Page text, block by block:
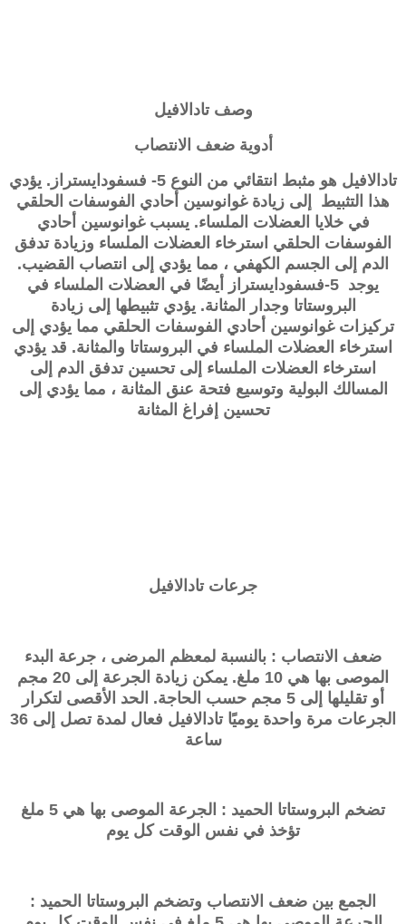
وصفتادالافيل
أدوية ضعف الانتصاب
تادالافيل هو مثبط انتقائي من النوع 5- فسفودايستراز. يؤدي
هذا التثبيط إلى زيادة غوانوسين أحادي الفوسفات الحلقي
في خلايا العضلات الملساء. يسببغوانوسين أحادي
الفوسفات الحلقي استرخاء العضلات الملساء وزيادة تدفق
الدم إلى الجسم الكهفي ، مما يؤدي إلى انتصاب القضيب.
يوجد 5-
فسفودايستراز
أيضًا في العضلات الملساء في
البروستاتا وجدار المثانة. يؤدي تثبيطها إلى زيادة
تركيزاتغوانوسين أحادي الفوسفات الحلقي مما يؤدي إلى
استرخاء العضلات الملساء في البروستاتا والمثانة. قد يؤدي
استرخاء العضلات الملساء إلى تحسين تدفق الدم إلى
المسالك البولية وتوسيع فتحة عنق المثانة ، مما يؤدي إلى
تحسين إفراغ المثانة
جرعات تادالافيل
ضعف الانتصاب : بالنسبة لمعظم المرضى ، جرعة البدء
الموصى بها هي 10 ملغ. يمكن زيادة الجرعة إلى 20 مجم
أو تقليلها إلى 5 مجم حسب الحاجة. الحد الأقصى لتكرار
الجرعات مرة واحدة يوميًا تادالافيل
فعال لمدة تصل إلى 36
ساعة
تضخم البروستاتا الحميد : الجرعة الموصى بها هي 5 ملغ
تؤخذ في نفس الوقت كل يوم
الجمع بين ضعف الانتصاب وتضخم البروستاتا الحميد :